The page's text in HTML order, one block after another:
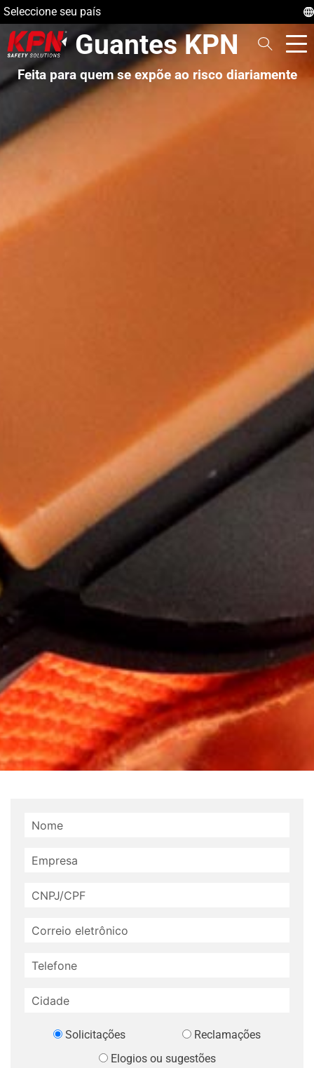
Seleccione seu país
Guantes KPN
Feita para quem se expõe ao risco diariamente
Solicitações
Reclamações
Elogios ou sugestões